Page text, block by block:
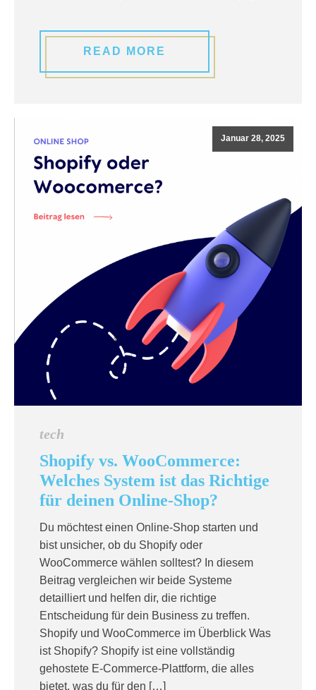
READ MORE
Januar 28, 2025
tech
Shopify vs. WooCommerce:
Welches System ist das Richtige
für deinen Online-Shop?
Du möchtest einen Online-Shop starten und
bist unsicher, ob du Shopify oder
WooCommerce wählen solltest? In diesem
Beitrag vergleichen wir beide Systeme
detailliert und helfen dir, die richtige
Entscheidung für dein Business zu treffen.
Shopify und WooCommerce im Überblick Was
ist Shopify? Shopify ist eine vollständig
gehostete E-Commerce-Plattform, die alles
bietet, was du für den […]